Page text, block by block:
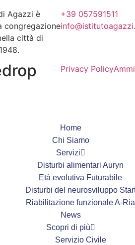
Agazzi è
congregazione
città di
+39 057591511
Privacy Policy
Home
Chi Siamo
Servizi
Disturbi alimentari Auryn
Età evolutiva Futurabile
Disturbi del neurosviluppo
Riabilitazione funzionale A-Rìa
News
Scopri di più
Servizio Civile